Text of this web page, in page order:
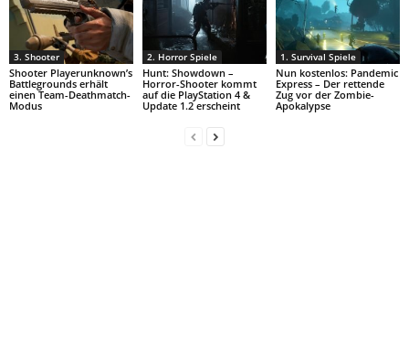
3. Shooter
Shooter Playerunknown’s
Battlegrounds erhält
einen Team-Deathmatch-
Modus
2. Horror Spiele
Hunt: Showdown –
Horror-Shooter kommt
auf die PlayStation 4 &
Update 1.2 erscheint
1. Survival Spiele
Nun kostenlos: Pandemic
Express – Der rettende
Zug vor der Zombie-
Apokalypse